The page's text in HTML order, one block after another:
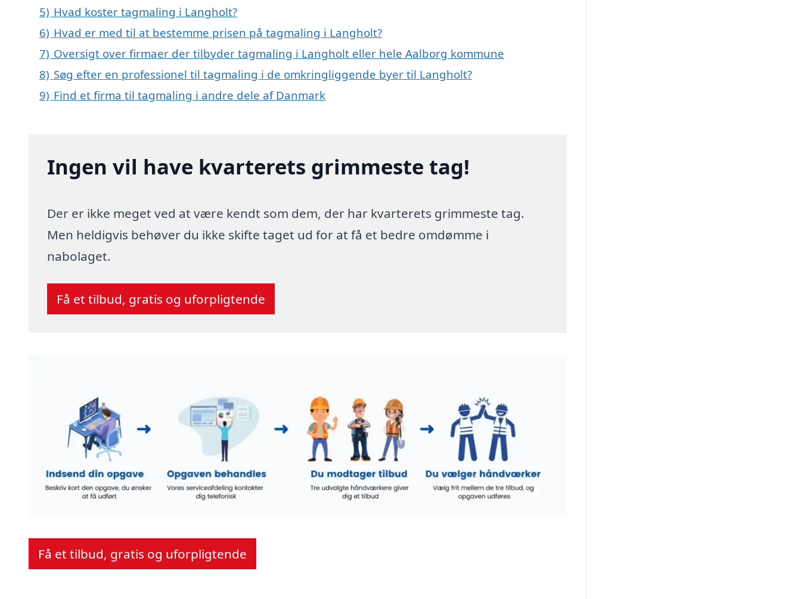
5) Hvad koster tagmaling i Langholt?
6) Hvad er med til at bestemme prisen på tagmaling i Langholt?
7) Oversigt over firmaer der tilbyder tagmaling i Langholt eller hele Aalborg kommune
8) Søg efter en professionel til tagmaling i de omkringliggende byer til Langholt?
9) Find et firma til tagmaling i andre dele af Danmark
Ingen vil have kvarterets grimmeste tag!
Der er ikke meget ved at være kendt som dem, der har kvarterets grimmeste tag.
Men heldigvis behøver du ikke skifte taget ud for at få et bedre omdømme i
nabolaget.
Få et tilbud, gratis og uforpligtende
Få et tilbud, gratis og uforpligtende